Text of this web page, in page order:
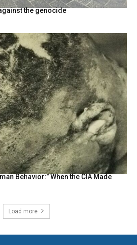
the genocide
Behavior:” When the CIA Made
Load more